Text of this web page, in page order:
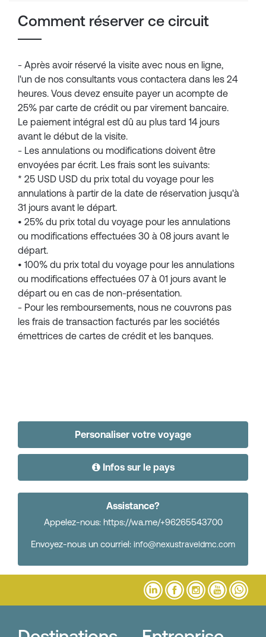
Comment réserver ce circuit
- Après avoir réservé la visite avec nous en ligne,
l'un de nos consultants vous contactera dans les 24
heures. Vous devez ensuite payer un acompte de
25% par carte de crédit ou par virement bancaire.
Le paiement intégral est dû au plus tard 14 jours
avant le début de la visite.
- Les annulations ou modifications doivent être
envoyées par écrit. Les frais sont les suivants:
* 25 USD USD du prix total du voyage pour les
annulations à partir de la date de réservation jusqu'à
31 jours avant le départ.
• 25% du prix total du voyage pour les annulations
ou modifications effectuées 30 à 08 jours avant le
départ.
• 100% du prix total du voyage pour les annulations
ou modifications effectuées 07 à 01 jours avant le
départ ou en cas de non-présentation.
- Pour les remboursements, nous ne couvrons pas
les frais de transaction facturés par les sociétés
émettrices de cartes de crédit et les banques.
Personaliser votre voyage
Infos sur le pays
Assistance?
Appelez-nous: https://wa.me/+96265543700
Envoyez-nous un courriel: info@nexustraveldmc.com